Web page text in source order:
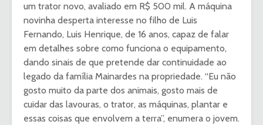
um trator novo, avaliado em R$ 500 mil. A máquina
novinha desperta interesse no filho de Luis
Fernando, Luis Henrique, de 16 anos, capaz de falar
em detalhes sobre como funciona o equipamento,
dando sinais de que pretende dar continuidade ao
legado da família Mainardes na propriedade. “Eu não
gosto muito da parte dos animais, gosto mais de
cuidar das lavouras, o trator, as máquinas, plantar e
essas coisas que envolvem a terra”, enumera o jovem.